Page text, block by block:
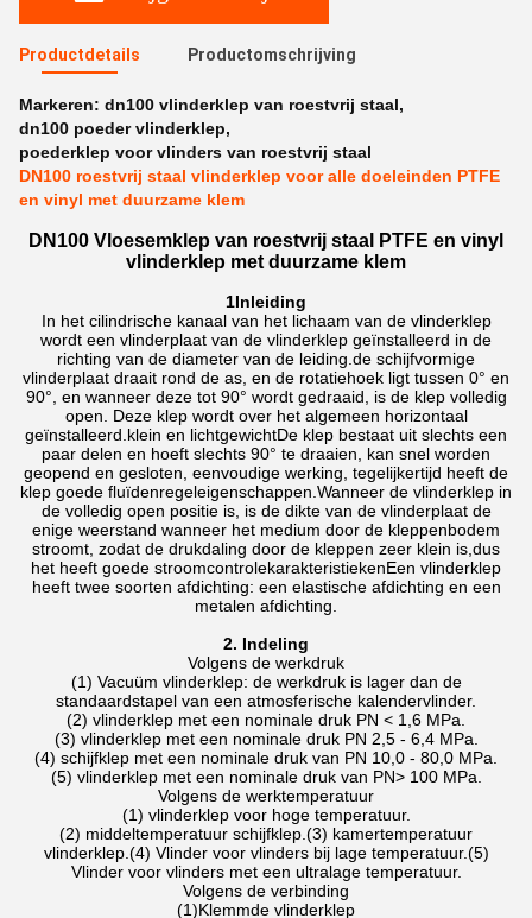
Productdetails Productomschrijving
Markeren: dn100 vlinderklep van roestvrij staal,
dn100 poeder vlinderklep,
poederklep voor vlinders van roestvrij staal
DN100 roestvrij staal vlinderklep voor alle doeleinden PTFE
en vinyl met duurzame klem
DN100 Vloesemklep van roestvrij staal PTFE en vinyl
vlinderklep met duurzame klem
1Inleiding
In het cilindrische kanaal van het lichaam van de vlinderklep
wordt een vlinderplaat van de vlinderklep geïnstalleerd in de
richting van de diameter van de leiding.de schijfvormige
vlinderplaat draait rond de as, en de rotatiehoek ligt tussen 0° en
90°, en wanneer deze tot 90° wordt gedraaid, is de klep volledig
open. Deze klep wordt over het algemeen horizontaal
geïnstalleerd.klein en lichtgewichtDe klep bestaat uit slechts een
paar delen en hoeft slechts 90° te draaien, kan snel worden
geopend en gesloten, eenvoudige werking, tegelijkertijd heeft de
klep goede fluïdenregeleigenschappen.Wanneer de vlinderklep in
de volledig open positie is, is de dikte van de vlinderplaat de
enige weerstand wanneer het medium door de kleppenbodem
stroomt, zodat de drukdaling door de kleppen zeer klein is,dus
het heeft goede stroomcontrolekarakteristiekenEen vlinderklep
heeft twee soorten afdichting: een elastische afdichting en een
metalen afdichting.
2. Indeling
Volgens de werkdruk
(1) Vacuüm vlinderklep: de werkdruk is lager dan de
standaardstapel van een atmosferische kalendervlinder.
(2) vlinderklep met een nominale druk PN < 1,6 MPa.
(3) vlinderklep met een nominale druk PN 2,5 - 6,4 MPa.
(4) schijfklep met een nominale druk van PN 10,0 - 80,0 MPa.
(5) vlinderklep met een nominale druk van PN> 100 MPa.
Volgens de werktemperatuur
(1) vlinderklep voor hoge temperatuur.
(2) middeltemperatuur schijfklep. (3) kamertemperatuur
vlinderklep. (4) Vlinder voor vlinders bij lage temperatuur.(5)
Vlinder voor vlinders met een ultralage temperatuur.
Volgens de verbinding
(1)Klemmde vlinderklep